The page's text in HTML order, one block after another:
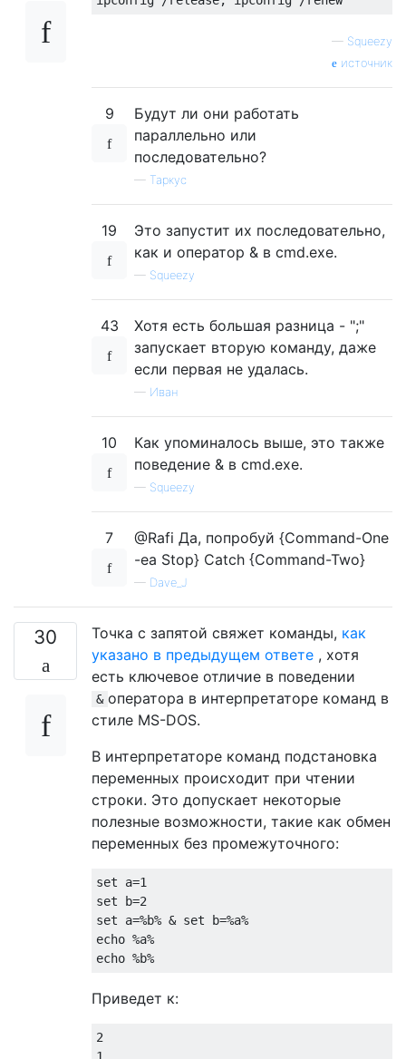
— Squeezy
источник
9
Будут ли они работать
параллельно или
последовательно?
— Таркус
19
Это запустит их последовательно,
как и оператор & в cmd.exe.
— Squeezy
43
Хотя есть большая разница - ";"
запускает вторую команду, даже
если первая не удалась.
— Иван
10
Как упоминалось выше, это также
поведение & в cmd.exe.
— Squeezy
7
@Rafi Да, попробуй {Command-One
-ea Stop} Catch {Command-Two}
— Dave_J
30 Точка с запятой свяжет команды, как
указано в предыдущем ответе , хотя
есть ключевое отличие в поведении
& оператора в интерпретаторе команд в
стиле MS-DOS.
В интерпретаторе команд подстановка
переменных происходит при чтении
строки. Это допускает некоторые
полезные возможности, такие как обмен
переменных без промежуточного:
set a=1
set b=2
set a=%b% & set b=%a%
echo %a%
Приведет к:
2